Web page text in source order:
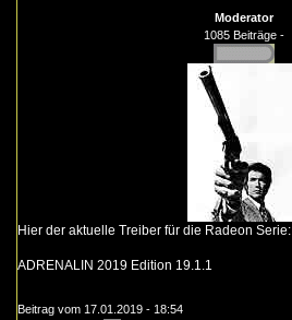
Moderator
1085 Beiträge -
Hier der aktuelle Treiber für die Radeon Serie:
ADRENALIN 2019 Edition 19.1.1
Beitrag vom 17.01.2019 - 18:54